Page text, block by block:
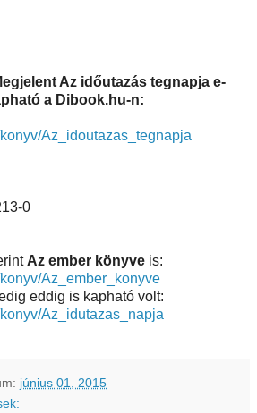
Az időutazás tegnapja e-
a Dibook.hu-n:
Az_idoutazas_tegnapja
0
Az ember könyve is:
Az_ember_konyve
eddig is kapható volt:
Az_idutazas_napja
június 01, 2015